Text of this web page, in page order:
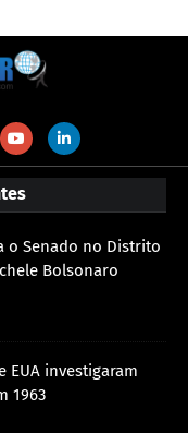
o Senado no Distrito
Bolsonaro
EUA investigaram
1963